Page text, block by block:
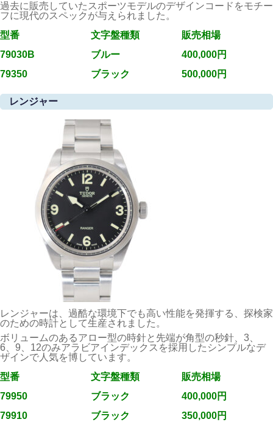
過去に販売していたスポーツモデルのデザインコードをモチー
フに現代のスペックが与えられました。
型番
文字盤種類
販売相場
79030B
ブルー
400,000円
79350
ブラック 500,000円
レンジャー
レンジャーは、過酷な環境下でも高い性能を発揮する、探検家
のための時計として生産されました。
ボリュームのあるアロー型の時針と先端が角型の秒針、3、
6、9、12のみアラビアインデックスを採用したシンプルなデ
ザインで人気を博しています。
型番
文字盤種類
販売相場
79950
ブラック
400,000円
79910
ブラック 350,000円